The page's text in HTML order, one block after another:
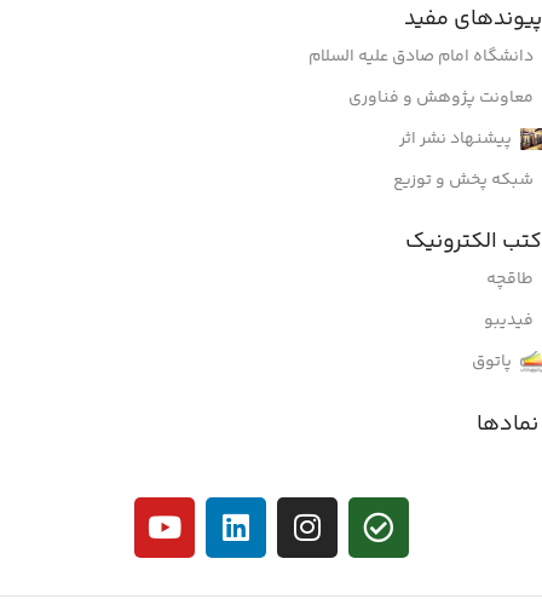
پیوندهای مفید
دانشگاه امام صادق علیه السلام
معاونت پژوهش و فناوری
پیشنهاد نشر اثر
شبکه پخش و توزیع
کتب الکترونیک
طاقچه
فیدیبو
پاتوق
نمادها